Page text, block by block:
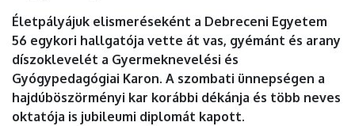
Életpályájuk elismeréseként a Debreceni Egyetem
56 egykori hallgatója vette át vas, gyémánt és arany
díszoklevelét a Gyermeknevelési és
Gyógypedagógiai Karon. A szombati ünnepségen a
hajdúböszörményi kar korábbi dékánja és több neves
oktatója is jubileumi diplomát kapott.